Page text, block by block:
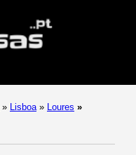
» Lisboa » Loures »